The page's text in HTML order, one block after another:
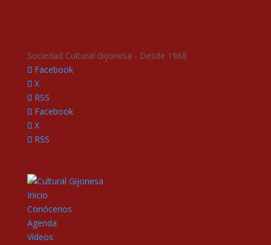
Sociedad Cultural Gijonesa - Desde 1968
Facebook
X
RSS
Facebook
X
RSS
Inicio
Conócenos
Agenda
Vídeos